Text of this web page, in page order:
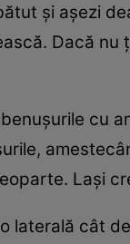
şi aşezi
Dacă
cu
Laşi
laterală cât